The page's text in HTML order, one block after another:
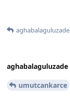
aghabalaguluzade
aghabalaguluzade
umutcankarce